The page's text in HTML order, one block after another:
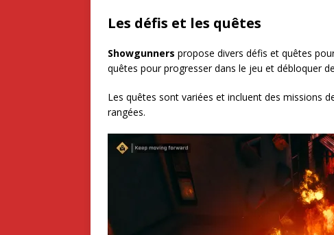
Les défis et les quêtes
Showgunners propose divers défis et quêtes
quêtes pour progresser dans le jeu et débloquer
Les quêtes sont variées et incluent des missions
rangées.